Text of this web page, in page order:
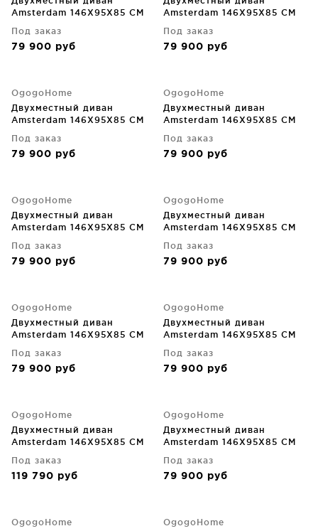
Amsterdam 146X95X85 CM
Под заказ
79 900 руб
Amsterdam 146X95X85 CM
Под заказ
79 900 руб
OgogoHome
Двухместный диван
Amsterdam 146X95X85 CM
Под заказ
79 900 руб
OgogoHome
Двухместный диван
Amsterdam 146X95X85 CM
Под заказ
79 900 руб
OgogoHome
Двухместный диван
Amsterdam 146X95X85 CM
Под заказ
79 900 руб
OgogoHome
Двухместный диван
Amsterdam 146X95X85 CM
Под заказ
79 900 руб
OgogoHome
Двухместный диван
Amsterdam 146X95X85 CM
Под заказ
79 900 руб
OgogoHome
Двухместный диван
Amsterdam 146X95X85 CM
Под заказ
79 900 руб
OgogoHome
Двухместный диван
Amsterdam 146X95X85 CM
Под заказ
119 790 руб
OgogoHome
Двухместный диван
Amsterdam 146X95X85 CM
Под заказ
79 900 руб
OgogoHome
OgogoHome